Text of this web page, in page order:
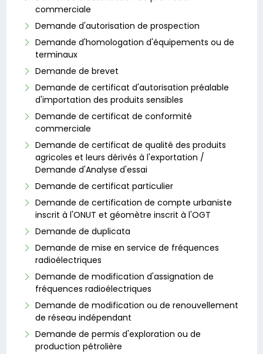
commerciale
Demande d'autorisation de prospection
Demande d'homologation d'équipements ou de
terminaux
Demande de brevet
Demande de certificat d'autorisation préalable
d'importation des produits sensibles
Demande de certificat de conformité
commerciale
Demande de certificat de qualité des produits
agricoles et leurs dérivés à l'exportation /
Demande d'Analyse d'essai
Demande de certificat particulier
Demande de certification de compte urbaniste
inscrit à l'ONUT et géomètre inscrit à l'OGT
Demande de duplicata
Demande de mise en service de fréquences
radioélectriques
Demande de modification d'assignation de
fréquences radioélectriques
Demande de modification ou de renouvellement
de réseau indépendant
Demande de permis d'exploration ou de
production pétrolière